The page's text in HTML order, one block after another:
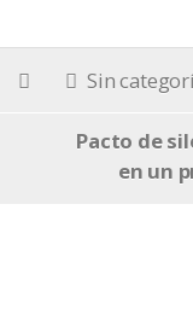
Sin
Pacto de
en un